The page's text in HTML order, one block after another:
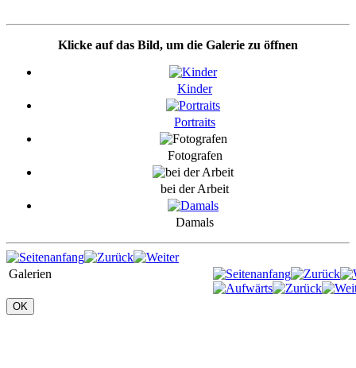
Klicke auf das Bild, um die Galerie zu öffnen
Kinder
Portraits
Fotografen
bei der Arbeit
Damals
Galerien
OK